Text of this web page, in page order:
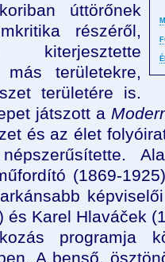
úttörőnek
részéről,
kiterjesztette
területekre,
területére is.
játszott a
és az élet
(1869-
és Karel Hlaváček
programja
A benső,